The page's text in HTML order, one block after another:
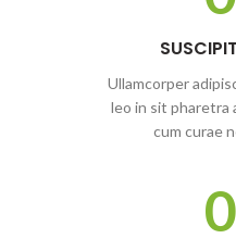
Ullamcorper
leo in sit pharetra
cum curae